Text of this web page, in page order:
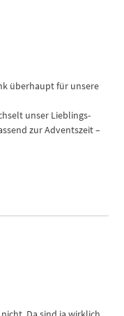
überhaupt für unsere
unser Lieblings-
zur Adventszeit –